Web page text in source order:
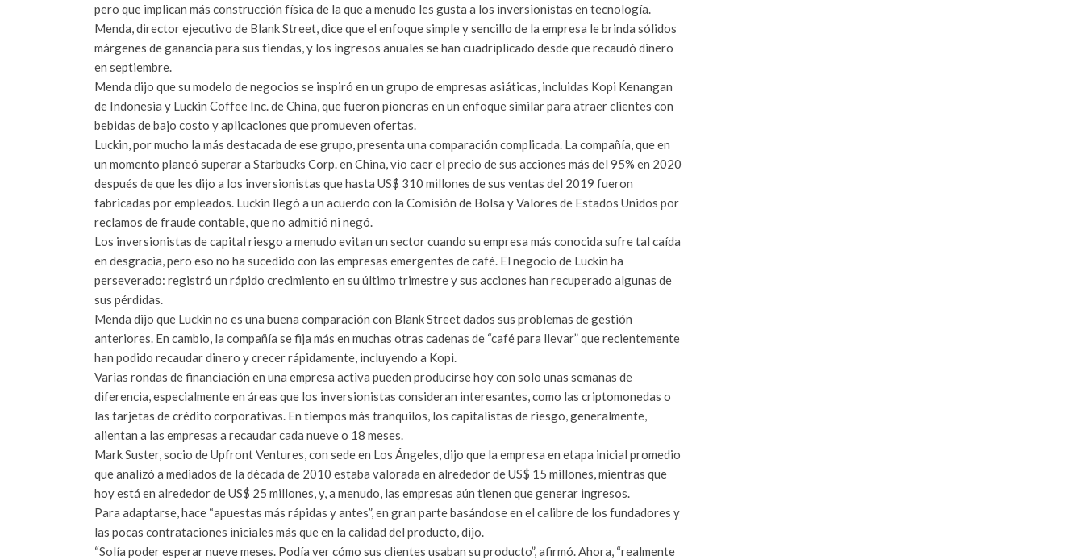
pero que implican más construcción física de la que a menudo les gusta a los inversionistas en tecnología.
Menda, director ejecutivo de Blank Street, dice que el enfoque simple y sencillo de la empresa le brinda sólidos
márgenes de ganancia para sus tiendas, y los ingresos anuales se han cuadriplicado desde que recaudó dinero
en septiembre.
Menda dijo que su modelo de negocios se inspiró en un grupo de empresas asiáticas, incluidas Kopi Kenangan
de Indonesia y Luckin Coffee Inc. de China, que fueron pioneras en un enfoque similar para atraer clientes con
bebidas de bajo costo y aplicaciones que promueven ofertas.
Luckin, por mucho la más destacada de ese grupo, presenta una comparación complicada. La compañía, que en
un momento planeó superar a Starbucks Corp. en China, vio caer el precio de sus acciones más del 95% en 2020
después de que les dijo a los inversionistas que hasta US$ 310 millones de sus ventas del 2019 fueron
fabricadas por empleados. Luckin llegó a un acuerdo con la Comisión de Bolsa y Valores de Estados Unidos por
reclamos de fraude contable, que no admitió ni negó.
Los inversionistas de capital riesgo a menudo evitan un sector cuando su empresa más conocida sufre tal caída
en desgracia, pero eso no ha sucedido con las empresas emergentes de café. El negocio de Luckin ha
perseverado: registró un rápido crecimiento en su último trimestre y sus acciones han recuperado algunas de
sus pérdidas.
Menda dijo que Luckin no es una buena comparación con Blank Street dados sus problemas de gestión
anteriores. En cambio, la compañía se fija más en muchas otras cadenas de “café para llevar” que recientemente
han podido recaudar dinero y crecer rápidamente, incluyendo a Kopi.
Varias rondas de financiación en una empresa activa pueden producirse hoy con solo unas semanas de
diferencia, especialmente en áreas que los inversionistas consideran interesantes, como las criptomonedas o
las tarjetas de crédito corporativas. En tiempos más tranquilos, los capitalistas de riesgo, generalmente,
alientan a las empresas a recaudar cada nueve o 18 meses.
Mark Suster, socio de Upfront Ventures, con sede en Los Ángeles, dijo que la empresa en etapa inicial promedio
que analizó a mediados de la década de 2010 estaba valorada en alrededor de US$ 15 millones, mientras que
hoy está en alrededor de US$ 25 millones, y, a menudo, las empresas aún tienen que generar ingresos.
Para adaptarse, hace “apuestas más rápidas y antes”, en gran parte basándose en el calibre de los fundadores y
las pocas contrataciones iniciales más que en la calidad del producto, dijo.
“Solía poder esperar nueve meses. Podía ver cómo sus clientes usaban su producto”, afirmó. Ahora, “realmente